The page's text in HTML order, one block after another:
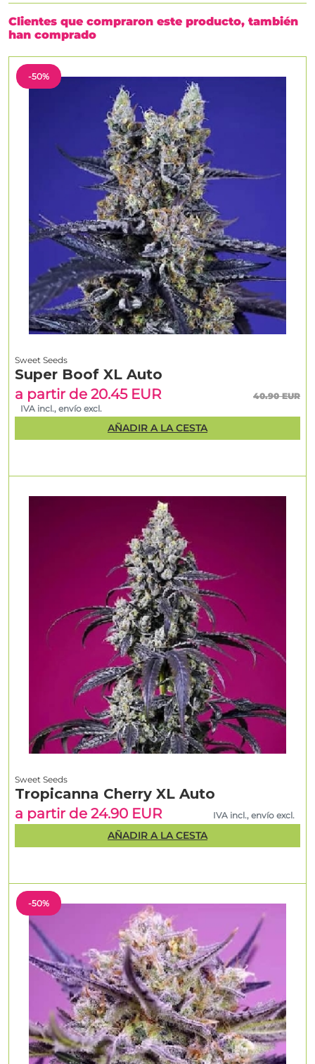
Clientes que compraron este producto, también
han comprado
-50%
Sweet Seeds
Tropicanna Cherry XL Auto
a partir de 24.90 EUR
IVA incl., envío excl.
AÑADIR A LA CESTA
-50%
Sweet Seeds
Super Boof XL Auto
a partir de 20.45 EUR
40.90 EUR
IVA incl., envío excl.
AÑADIR A LA CESTA